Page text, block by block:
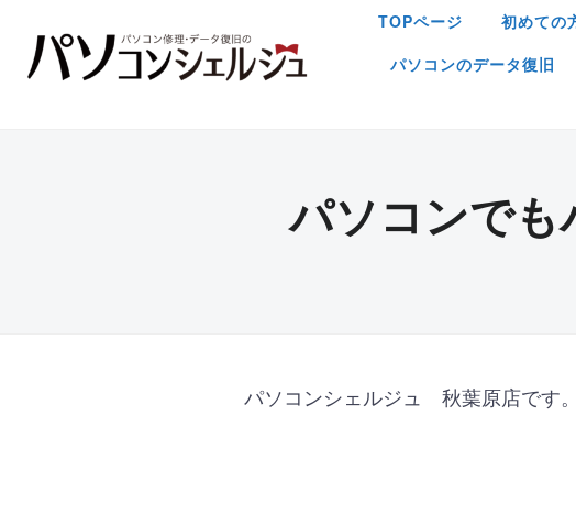
TOPページ 初めての
パソコンのデータ復旧
パソコンでも
パソコンシェルジュ 秋葉原店です。